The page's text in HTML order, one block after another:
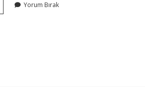
Yorum Bırak